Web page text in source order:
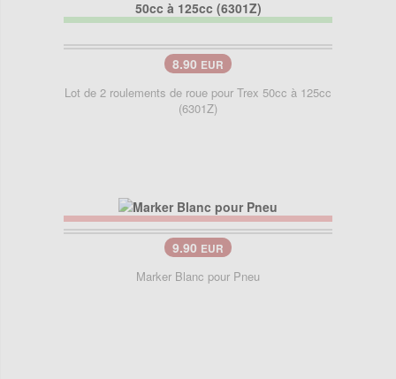
8.90 EUR
Lot de 2 roulements de roue pour Trex 50cc à 125cc
(6301Z)
9.90 EUR
Marker Blanc pour Pneu